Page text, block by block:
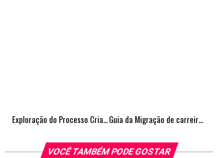
Exploração do Processo Criativo e sua Relação com a Geração de Ideias Inovadoras Guia da Migração de carreira: Especialista dá dicas de como fazer acontecer na área de TI sem precisar de diploma
VOCÊ TAMBÉM PODE GOSTAR